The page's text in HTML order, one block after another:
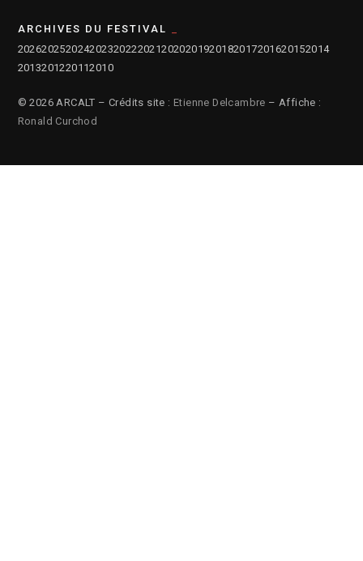
ARCHIVES DU FESTIVAL
2026202520242023202220212020201920182017201620152014
2013201220112010
© 2026 ARCALT – Crédits site : Etienne Delcambre – Affiche :
Ronald Curchod